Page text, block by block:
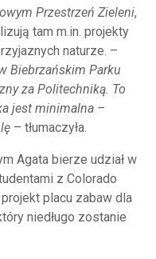
Przestrzeń Zieleni,
tam m.in. projekty
naturze. –
Biebrzańskim Parku
za Politechniką. To
jest minimalna –
– tłumaczyła.
Agata bierze udział w
z Colorado
placu zabaw dla
niedługo zostanie